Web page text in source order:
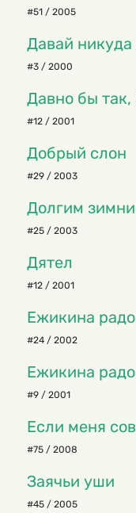
#51 / 2005
Давай никуда
#3 / 2000
Давно бы так,
#12 / 2001
Добрый слон
#29 / 2003
Долгим
#25 / 2003
Дятел
#12 / 2001
Ежикина
#24 / 2002
Ежикина
#9 / 2001
Если меня
#75 / 2008
Заячьи уши
#45 / 2005